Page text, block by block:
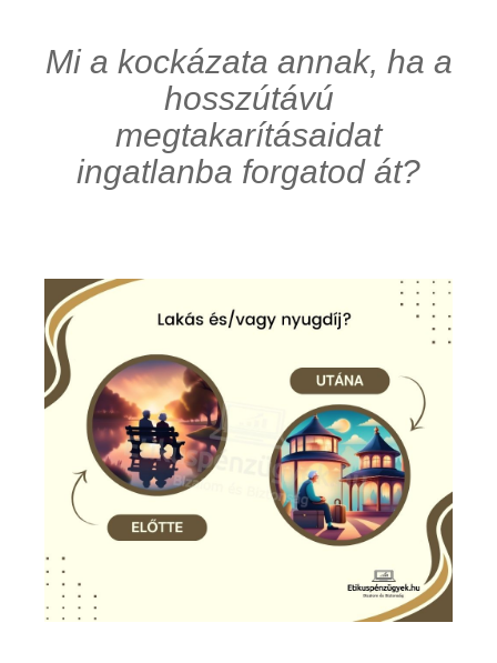
Mi a kockázata annak, ha a
hosszútávú
megtakarításaidat
ingatlanba forgatod át?